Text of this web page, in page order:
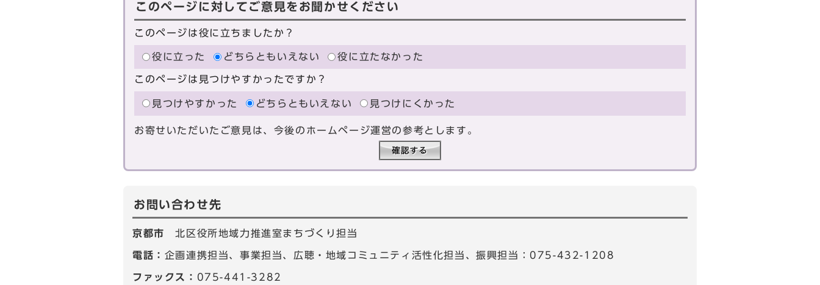
このページに対してご意見をお聞かせください
このページは役に立ちましたか？
役に立った どちらともいえない 役に立たなかった
このページは見つけやすかったですか？
見つけやすかった どちらともいえない 見つけにくかった
お寄せいただいたご意見は、今後のホームページ運営の参考とします。
お問い合わせ先
京都市北区役所地域力推進室まちづくり担当
電話： 企画連携担当、事業担当、広聴・地域コミュニティ活性化担当、振興担当：075-432-1208
ファックス： 075-441-3282